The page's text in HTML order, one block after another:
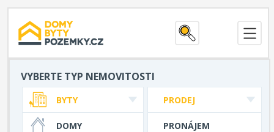
VYBERTE TYP NEMOVITOSTI
PRODEJ
PRONÁJEM
BYTY
DOMY